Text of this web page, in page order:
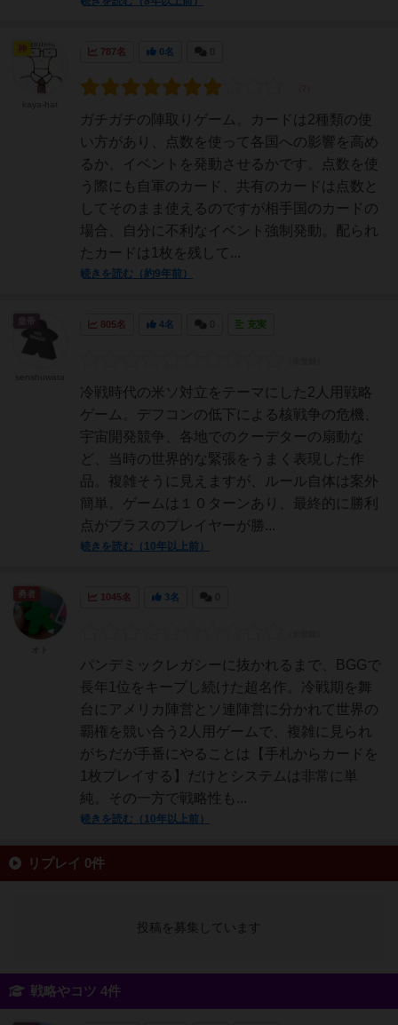
787名 0名
ガチガチの陣取りゲーム。カードは2種類の使
い方があり、点数を使って各国への影響を高め
るか、イベントを発動させるかです。点数を使
う際にも自軍のカード、共有のカードは点数と
してそのまま使えるのですが相手国のカードの
場合、自分に不利なイベント強制発動。配られ
たカードは1枚を残して...
続きを読む（約9年前）
805名 4名 充実
冷戦時代の米ソ対立をテーマにした2人用戦略
ゲーム。デフコンの低下による核戦争の危機、
宇宙開発競争、各地でのクーデターの扇動な
ど、当時の世界的な緊張をうまく表現した作
品。複雑そうに見えますが、ルール自体は案外
簡単。ゲームは１０ターンあり、最終的に勝利
点がプラスのプレイヤーが勝...
続きを読む（10年以上前）
1045名 3名
パンデミックレガシーに抜かれるまで、BGGで
長年1位をキープし続けた超名作。冷戦期を舞
台にアメリカ陣営とソ連陣営に分かれて世界の
覇権を競い合う2人用ゲームで、複雑に見られ
がちだが手番にやることは【手札からカードを
1枚プレイする】だけとシステムは非常に単
純。その一方で戦略性も...
続きを読む（10年以上前）
勇者
リプレイ 0件
投稿を募集しています
戦略やコツ 4件